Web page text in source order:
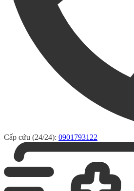
Cấp cứu (24/24): 0901793122